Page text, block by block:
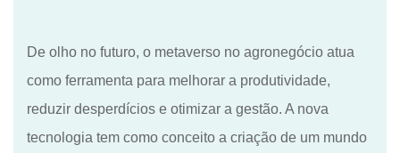
De olho no futuro, o metaverso no agronegócio atua
como ferramenta para melhorar a produtividade,
reduzir desperdícios e otimizar a gestão. A nova
tecnologia tem como conceito a criação de um mundo